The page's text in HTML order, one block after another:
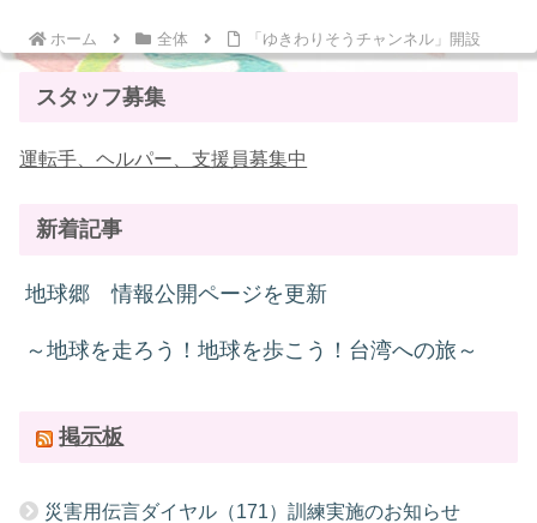
ホーム 全体 「ゆきわりそうチャンネル」開設
スタッフ募集
運転手、ヘルパー、支援員募集中
新着記事
地球郷 情報公開ページを更新
～地球を走ろう！地球を歩こう！台湾への旅～
掲示板
災害用伝言ダイヤル（171）訓練実施のお知らせ